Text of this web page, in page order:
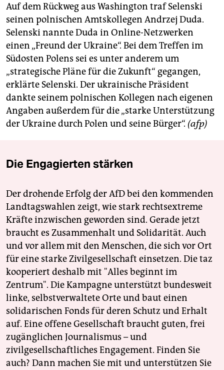
Auf dem Rückweg aus Washington traf Selenski
seinen polnischen Amtskollegen Andrzej Duda.
Selenski nannte Duda in Online-Netzwerken
einen „Freund der Ukraine“. Bei dem Treffen im
Südosten Polens sei es unter anderem um
„strategische Pläne für die Zukunft“ gegangen,
erklärte Selenski. Der ukrainische Präsident
dankte seinem polnischen Kollegen nach eigenen
Angaben außerdem für die „starke Unterstützung
der Ukraine durch Polen und seine Bürger“. (afp)
Die Engagierten stärken
Der drohende Erfolg der AfD bei den kommenden
Landtagswahlen zeigt, wie stark rechtsextreme
Kräfte inzwischen geworden sind. Gerade jetzt
braucht es Zusammenhalt und Solidarität. Auch
und vor allem mit den Menschen, die sich vor Ort
für eine starke Zivilgesellschaft einsetzen. Die taz
kooperiert deshalb mit "Alles beginnt im
Zentrum". Die Kampagne unterstützt bundesweit
linke, selbstverwaltete Orte und baut einen
solidarischen Fonds für deren Schutz und Erhalt
auf. Eine offene Gesellschaft braucht guten, frei
zugänglichen Journalismus – und
zivilgesellschaftliches Engagement. Finden Sie
auch? Dann machen Sie mit und unterstützen Sie